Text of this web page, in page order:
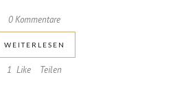
0 Kommentare
WEI­TER­LE­SEN
1 Like Teilen